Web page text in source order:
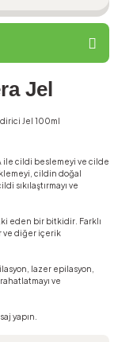
Jel
ile cildi beslemeyi ve cilde
cildin doğal
sıkılaştırmayı ve
eden bir bitkidir. Farklı
ve diğer içerik
lazer epilasyon,
ve
yapın.